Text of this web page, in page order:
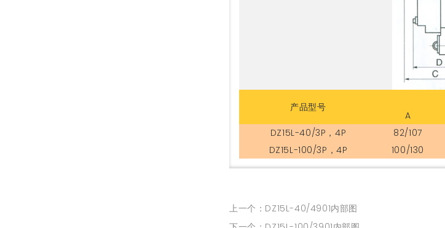
产品型号
A
DZ15L-40/3P，4P
82/107
DZ15L-100/3P，4P
100/130
上一个：DZ15L-40/4901内部图